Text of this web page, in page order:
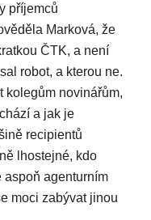
příjemců
Marková, že
ČTK, a není
robot, a kterou ne.
kolegům novinářům,
a jak je
recipientů
lhostejné, kdo
aspoň agenturním
moci zabývat jinou